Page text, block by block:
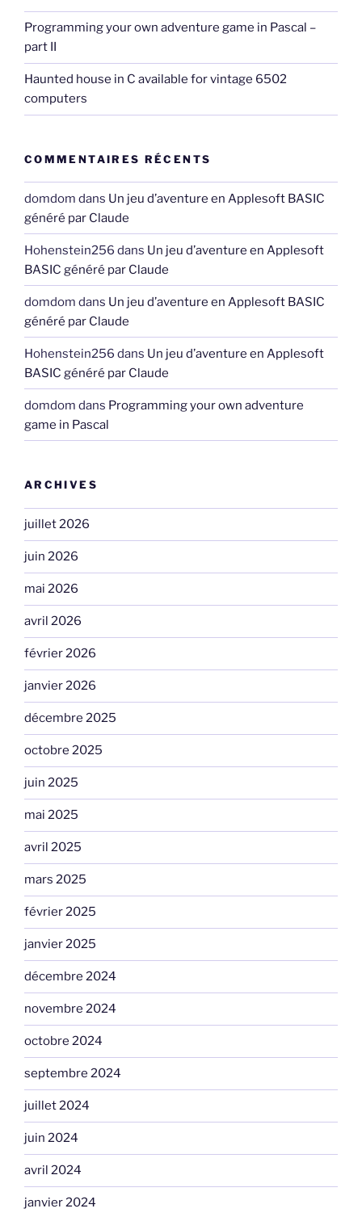
Programming your own adventure game in Pascal –
part II
Haunted house in C available for vintage 6502
computers
COMMENTAIRES RÉCENTS
domdom dans Un jeu d’aventure en Applesoft BASIC
généré par Claude
Hohenstein256 dans Un jeu d’aventure en Applesoft
BASIC généré par Claude
domdom dans Un jeu d’aventure en Applesoft BASIC
généré par Claude
Hohenstein256 dans Un jeu d’aventure en Applesoft
BASIC généré par Claude
domdom dans Programming your own adventure
game in Pascal
ARCHIVES
juillet 2026
juin 2026
mai 2026
avril 2026
février 2026
janvier 2026
décembre 2025
octobre 2025
juin 2025
mai 2025
avril 2025
mars 2025
février 2025
janvier 2025
décembre 2024
novembre 2024
octobre 2024
septembre 2024
juillet 2024
juin 2024
avril 2024
janvier 2024